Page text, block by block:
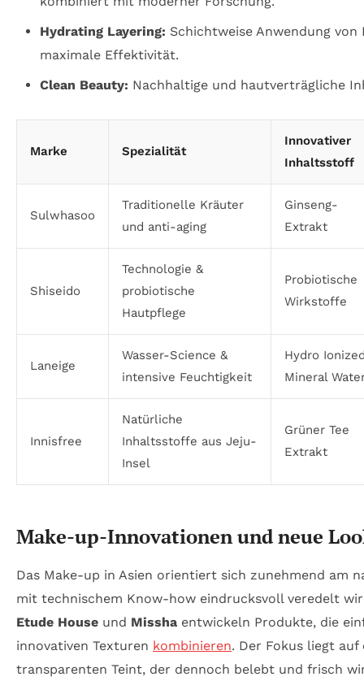
Hydrating Layering: Schichtweise Anwendung
maximale Effektivität.
Clean Beauty: Nachhaltige und hautverträgliche
Marke Spezialität
Innovativer
Inhaltsstoff
Sulwhasoo
Traditionelle Kräuter
und anti-aging
Ginseng-
Extrakt
Shiseido
Technologie &
probiotische
Hautpflege
Probiotische
Wirkstoffe
Laneige
Wasser-Science &
intensive Feuchtigkeit
Hydro
Mineral
Innisfree
Natürliche
Inhaltsstoffe aus Jeju-
Insel
Grüner Tee
Extrakt
Make-up-Innovationen und neue
Das Make-up in Asien orientiert sich zunehmend am
mit technischem Know-how eindrucksvoll veredelt
Etude House und Missha entwickeln Produkte, die
innovativen Texturen kombinieren. Der Fokus liegt
transparenten Teint, der dennoch belebt und frisch